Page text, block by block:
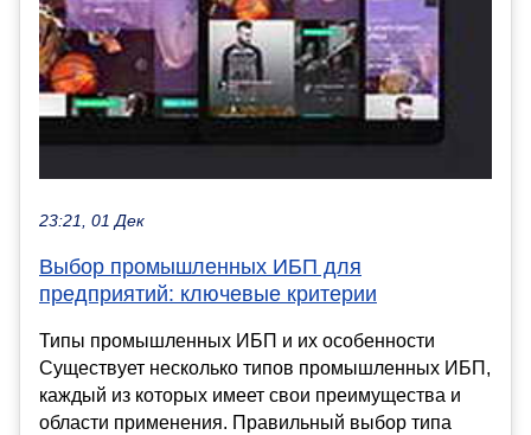
23:21, 01 Дек
Выбор промышленных ИБП для
предприятий: ключевые критерии
Типы промышленных ИБП и их особенности
Существует несколько типов промышленных ИБП,
каждый из которых имеет свои преимущества и
области применения. Правильный выбор типа